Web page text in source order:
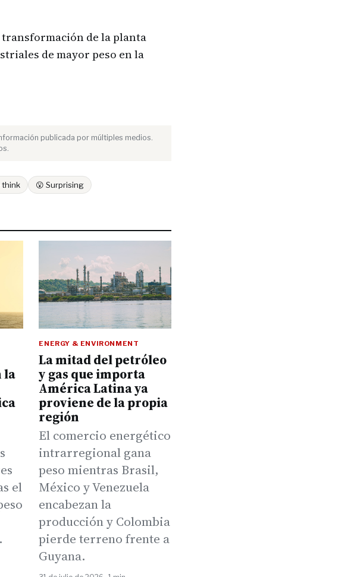
transformación de la planta
de mayor peso en la
publicada por múltiples medios.
think 😮 Surprising
la
el
ENERGY & ENVIRONMENT
La mitad del petróleo
y gas que importa
América Latina ya
proviene de la propia
región
El comercio energético
intrarregional gana
peso mientras Brasil,
México y Venezuela
encabezan la
producción y Colombia
pierde terreno frente a
Guyana.